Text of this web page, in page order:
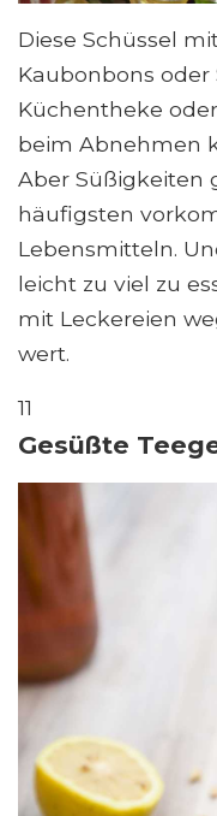
Diese Schüssel
Kaubonbons
Küchentheke
beim Abnehmen
Aber Süßigkeiten
häufigsten
Lebensmitteln.
leicht zu viel zu
mit Leckereien
wert.
11
Gesüßte